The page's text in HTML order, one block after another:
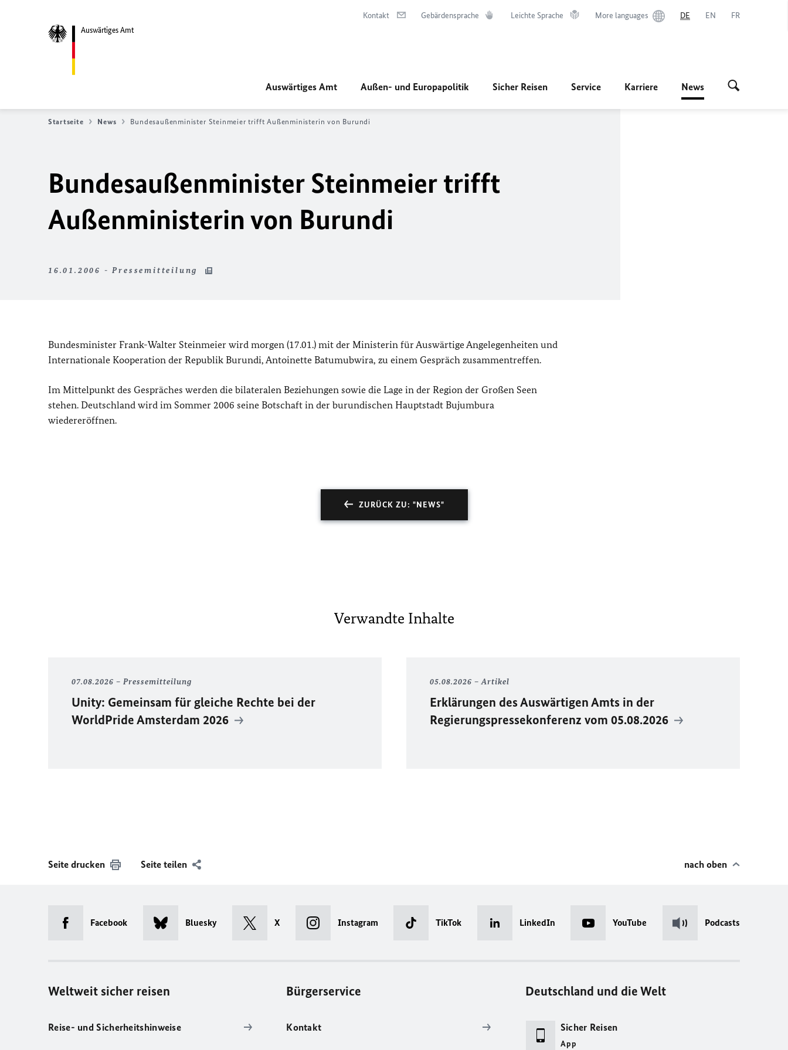
Auswärtiges Amt
Kontakt Gebärdensprache Leichte Sprache More languages DE EN FR
Auswärtiges Amt Außen- und Europapolitik Sicher Reisen Service Karriere News
Startseite News Bundesaußenminister Steinmeier trifft Außenministerin von Burundi
Bundesaußenminister Steinmeier trifft
Außenministerin von Burundi
16.01.2006 - Pressemitteilung
Bundesminister Frank-Walter Steinmeier wird morgen (17.01.) mit der Ministerin für Auswärtige Angelegenheiten und
Internationale Kooperation der Republik Burundi, Antoinette Batumubwira, zu einem Gespräch zusammentreffen.
Im Mittelpunkt des Gespräches werden die bilateralen Beziehungen sowie die Lage in der Region der Großen Seen
stehen. Deutschland wird im Sommer 2006 seine Botschaft in der burundischen Hauptstadt Bujumbura
wiedereröffnen.
ZURÜCK ZU: "NEWS"
Verwandte Inhalte
07.08.2026 Pressemitteilung
Unity: Gemeinsam für gleiche Rechte bei der
WorldPrideAmsterdam 2026
05.08.2026 Artikel
Erklärungen des Auswärtigen Amts in der
Regierungspressekonferenz vom 05.08.2026
Seite drucken Seite teilen nach oben
Facebook Bluesky X Instagram TikTok LinkedIn YouTube Podcasts
Weltweit sicher reisen
Reise- und Sicherheitshinweise
Bürgerservice
Kontakt
Deutschland und die Welt
Sicher Reisen
App